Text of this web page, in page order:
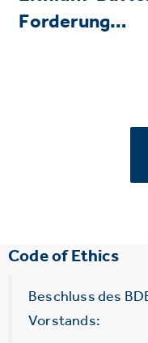
Forderung…
Code of Ethics
Beschluss des
Vorstands: